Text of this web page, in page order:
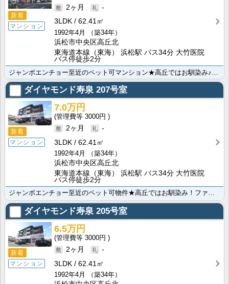
新着
マンション
2ヶ月
-
3LDK
62.41㎡
1992年4月
（築34年）
浜松市中央区高丘北
東海道本線（東海） 浜松駅 バス34分 大竹医院
バス停徒歩2分
ダイヤモンド寿泉 207号室
新着
マンション
7.0万円
3000円
2ヶ月
-
3LDK
62.41㎡
1992年4月
（築34年）
浜松市中央区高丘北
東海道本線（東海） 浜松駅 バス34分 大竹医院
バス停徒歩2分
ジャンボエンチョー至近のペット可物件★高丘ではお馴染み！ファミリーさんに人気のマンションです。３口の･･･
ダイヤモンド寿泉 205号室
新着
マンション
6.5万円
3000円
2ヶ月
-
3LDK
62.41㎡
1992年4月
（築34年）